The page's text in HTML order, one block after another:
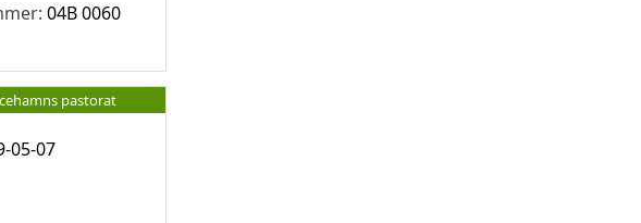
04B 0060
pastorat
05-07